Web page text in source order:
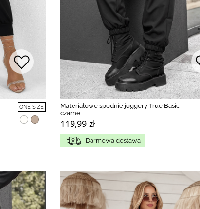
ONE SIZE
Materiałowe spodnie joggery True Basic
czarne
119,99 zł
Darmowa dostawa